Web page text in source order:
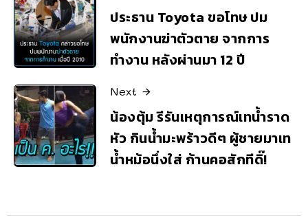
ประธาน Toyota ขอโทษ ปม
พนักงานฆ่าตัวตาย จากการ
ทำงาน หลังผ่านมา 12 ปี
Next
น้องตุ้ม รีรันเหตุการณ์เทน้ำราด
หัว กินน้ำมะพร้าวดีๆ ผู้ชายมาเท
น้ำหม้อนึ่งใส่ ก้านคอสักทีดิ๊!